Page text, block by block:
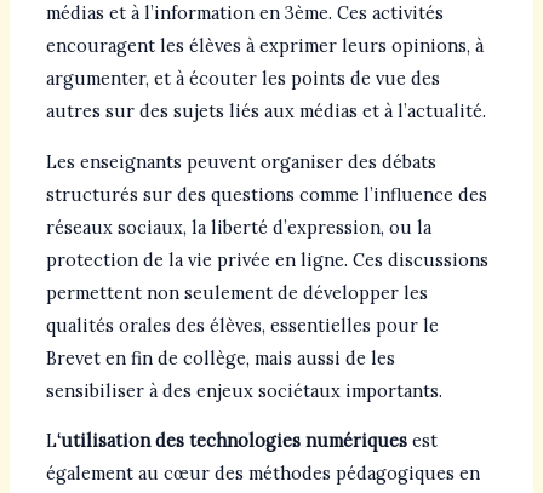
médias et à l’information en 3ème. Ces activités
encouragent les élèves à exprimer leurs opinions, à
argumenter, et à écouter les points de vue des
autres sur des sujets liés aux médias et à l’actualité.
Les enseignants peuvent organiser des débats
structurés sur des questions comme l’influence des
réseaux sociaux, la liberté d’expression, ou la
protection de la vie privée en ligne. Ces discussions
permettent non seulement de développer les
qualités orales des élèves, essentielles pour le
Brevet en fin de collège, mais aussi de les
sensibiliser à des enjeux sociétaux importants.
L‘utilisation des technologies numériquesest
également au cœur des méthodes pédagogiques en